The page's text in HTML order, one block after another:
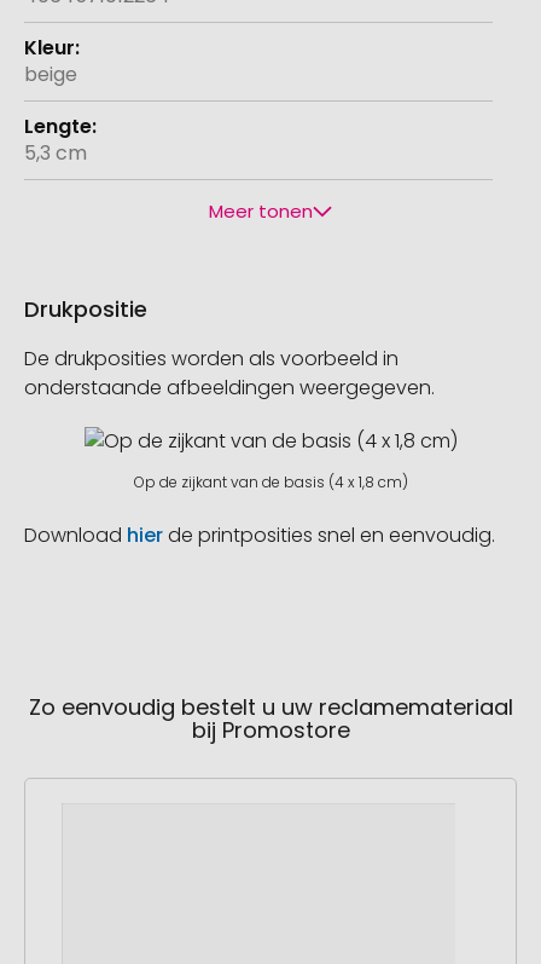
beige
5,3 cm
Meer tonen
Drukpositie
De drukposities worden als voorbeeld in
onderstaande afbeeldingen weergegeven.
Op de zijkant van de basis (4 x 1,8 cm)
Download hierde printposities snel en eenvoudig.
Zo eenvoudig bestelt u uw reclamemateriaal
bij Promostore